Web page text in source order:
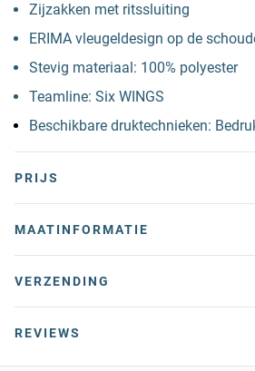
Zijzakken met ritssluiting
ERIMA vleugeldesign op de
Stevig materiaal: 100% polyester
Teamline: Six WINGS
Beschikbare druktechnieken:
PRIJS
MAATINFORMATIE
VERZENDING
REVIEWS